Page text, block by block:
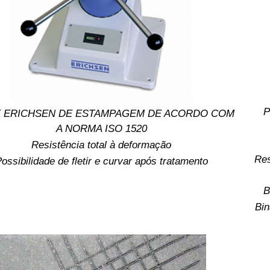
ERICHSEN DE ESTAMPAGEM DE ACORDO COM
A NORMA ISO 1520
Resistência total à deformação
de fletir e curvar após tratamento